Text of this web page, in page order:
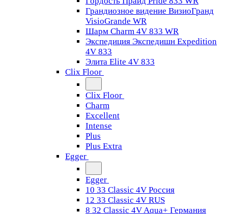
Грандиозное видение ВизиоГранд
VisioGrande WR
Шарм Charm 4V 833 WR
Экспедиция Экспедишн Expedition
4V 833
Элита Elite 4V 833
Clix Floor
Clix Floor
Charm
Excellent
Intense
Plus
Plus Extra
Egger
Egger
10 33 Classic 4V Россия
12 33 Classic 4V RUS
8 32 Classic 4V Aqua+ Германия